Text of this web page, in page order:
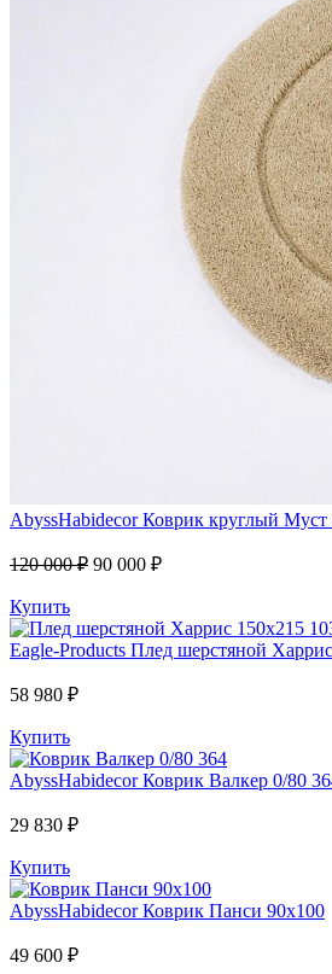
AbyssHabidecor Коврик круглый Муст
120 000 ₽ 90 000 ₽
Купить
Eagle-Products Плед шерстяной
58 980 ₽
Купить
AbyssHabidecor Коврик Валкер 0/80
29 830 ₽
Купить
AbyssHabidecor Коврик Панси 90х100
49 600 ₽